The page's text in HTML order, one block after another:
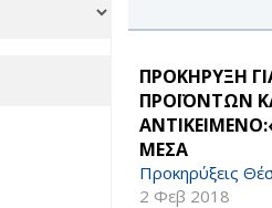
ΠΡΟΚΗΡΥΞΗ
ΠΡΟΪΟΝΤΩΝ
ΜΕΣΑ
Προκηρύξεις
2 Φεβ 2018